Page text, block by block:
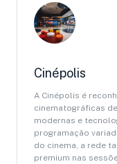
Cinépolis
A Cinépolis é
cinematográficas
modernas e
programação
do cinema, a rede
premium nas